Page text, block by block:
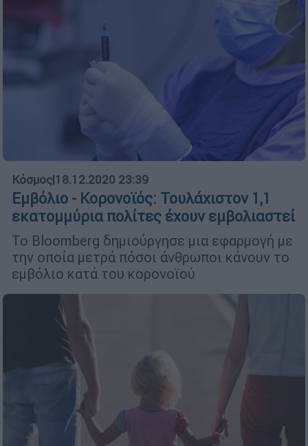
Κόσμος|18.12.2020 23:39
Εμβόλιο - Κορονοϊός: Τουλάχιστον 1,1
εκατομμύρια πολίτες έχουν εμβολιαστεί
Το Bloomberg δημιούργησε μια εφαρμογή με
την οποία μετρά πόσοι άνθρωποι κάνουν το
εμβόλιο κατά του κορονοϊού